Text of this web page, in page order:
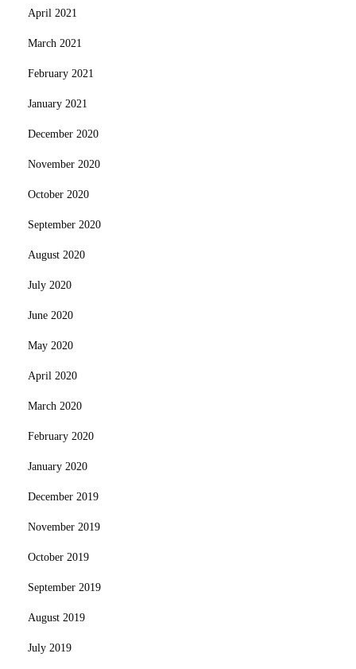
April 2021
March 2021
February 2021
January 2021
December 2020
November 2020
October 2020
September 2020
August 2020
July 2020
June 2020
May 2020
April 2020
March 2020
February 2020
January 2020
December 2019
November 2019
October 2019
September 2019
August 2019
July 2019